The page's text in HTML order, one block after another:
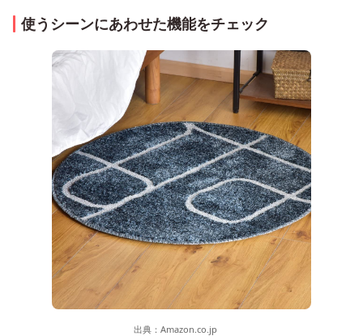
使うシーンにあわせた機能をチェック
出典： Amazon.co.jp